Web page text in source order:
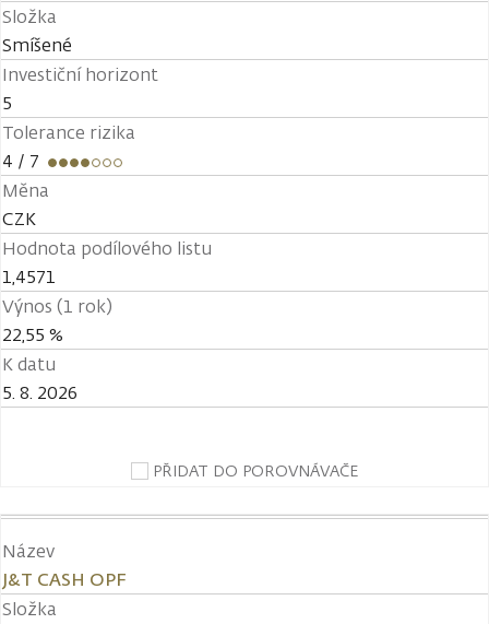
Složka
Smíšené
Investiční horizont
5
Tolerance rizika
4 / 7
Měna
CZK
Hodnota podílového listu
1,4571
Výnos (1 rok)
22,55 %
K datu
5. 8. 2026
PŘIDAT DO POROVNÁVAČE
Název
J&T CASH OPF
Složka